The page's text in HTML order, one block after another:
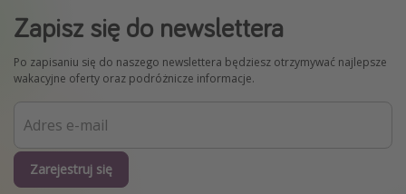
Zapisz się do newslettera
Po zapisaniu się do naszego newslettera będziesz otrzymywać najlepsze
wakacyjne oferty oraz podróżnicze informacje.
Zarejestruj się